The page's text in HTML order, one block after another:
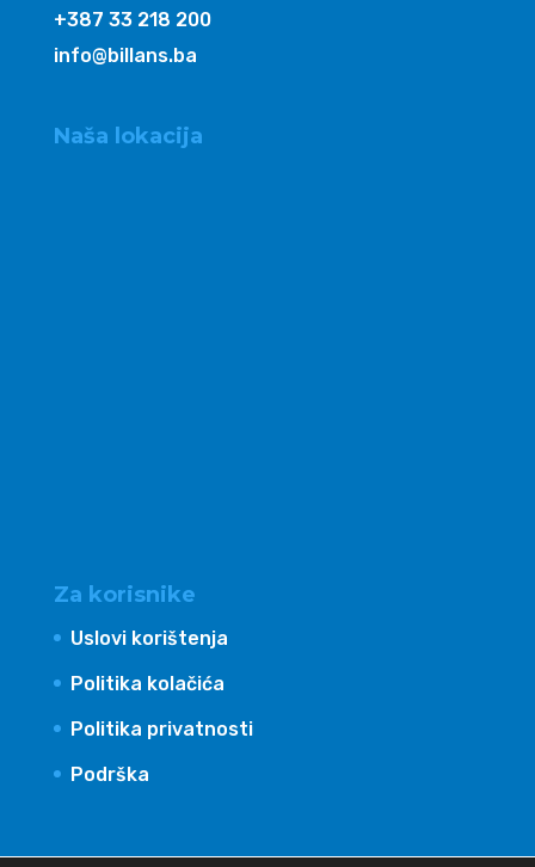
+387 33 218 200
info@billans.ba
Naša lokacija
Za korisnike
Uslovi korištenja
Politika kolačića
Politika privatnosti
Podrška